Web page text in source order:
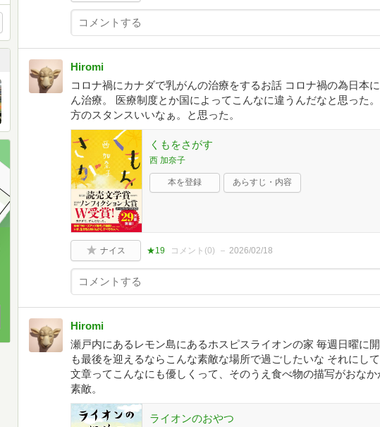
Hiromi
コロナ禍にカナダで乳がんの治療をするお話 コロナ禍の為日本
ん治療。 医療制度とか国によってこんなに違うんだなと思った
方のスタンスいいなぁ。と思った。
くもをさがす
西 加奈子
本を登録 あらすじ・内容
ナイス ★19 コメント(0) 2026/02/18
Hiromi
瀬戸内にあるレモン島にあるホスピスライオンの家 毎週日曜に
も最後を迎えるならこんな素敵な場所で過ごしたいな それにし
文章ってこんなにも優しくって、そのうえ食べ物の描写がおな
素敵。
ライオンのおやつ